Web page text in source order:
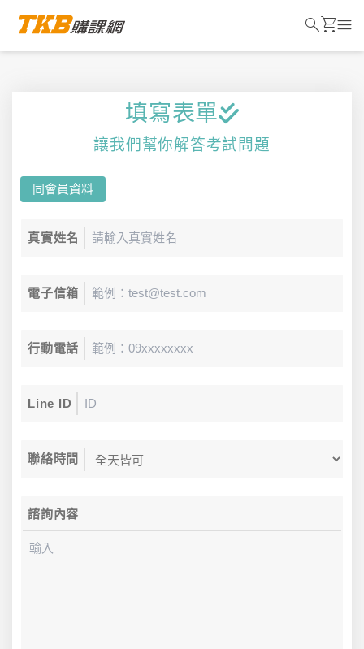
填寫表單
讓我們幫你解答考試問題
同會員資料
真實姓名
電子信箱
行動電話
Line ID
聯絡時間
諮詢內容
searchshopping_cartmenu